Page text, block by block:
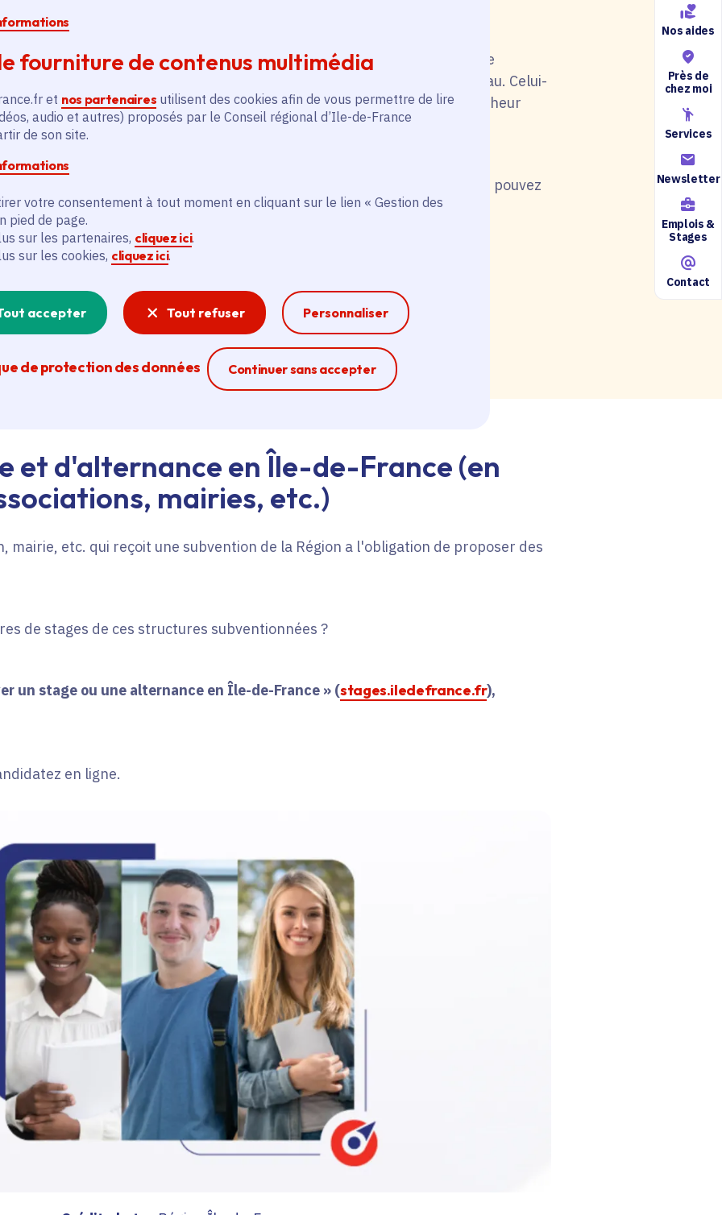
fourniture de contenus multimédia
et nos partenaires utilisent des cookies afin de vous permettre de lire
audio et autres) proposés par le Conseil régional d’Ile-de-France
de son site.
votre consentement à tout moment en cliquant sur le lien « Gestion des
pied de page.
sur les partenaires, cliquez ici.
sur les cookies, cliquez ici.
accepter Tout refuser Personnaliser
de protection des données Continuer sans accepter
Ferme la modale
Nos aides
Près de
chez moi
Services
Newsletter
Emplois &
Stages
Contact
sur le bouton « Candidature spontanée » pour qu'il soit en rouge. Une
remontez aussitôt en haut de page. Redescendez au niveau du tableau. Celui-
Vous pouvez alors sélectionner siège ou lycées et votre situation (chercheur
publique ou non, apprenti, stagiaire) et candidatez.
d'emploi au siège de la Région ou dans les lycées, avant de postuler, vous pouvez
nos agents Ambassadeurs.Plus d'infos.
technique ?
technique, écrivez-nous en utilisant le formulaire accessible ici.
et d'alternance en Île-de-France (en
mairies, etc.)
mairie, etc. qui reçoit une subvention de la Région a l'obligation de proposer des
de stages de ces structures subventionnées ?
un stage ou une alternance en Île-de-France » (stages.iledefrance.fr),
en ligne.